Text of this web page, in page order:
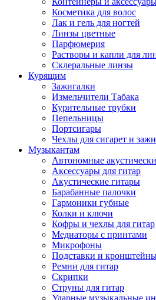
Косметика для волос
Лак и гель для ногтей
Линзы цветные
Парфюмерия
Растворы и капли для
Склеральные линзы
Курящим
Зажигалки
Измельчители Табака
Курительные трубки
Пепельницы
Портсигары
Чехлы для сигарет и
Музыкантам
Автономные
Аксессуары для гитар
Акустические гитары
Барабанные палочки
Гармоники губные
Колки и ключи
Кофры и чехлы для гитар
Медиаторы с принтами
Микрофоны
Подставки и
Ремни для гитар
Скрипки
Струны для гитар
Ударные музыкальные